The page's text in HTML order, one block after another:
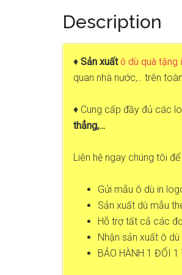
Description
♦ Sản xuấtô dù quà tặng
quan nhà nước,.. trên
♦ Cung cấp đầy đủ các
thẳng,…
Liên hệ ngay chúng tôi để
Gửi mẫu ô dù in
Sản xuất dù mẫu
Hỗ trợ tất cả các
Nhận sản xuất ô
BẢO HÀNH 1 ĐỔI 1